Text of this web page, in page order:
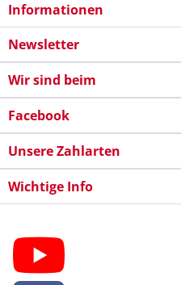
Informationen
Newsletter
Wir sind beim
Facebook
Unsere Zahlarten
Wichtige Info